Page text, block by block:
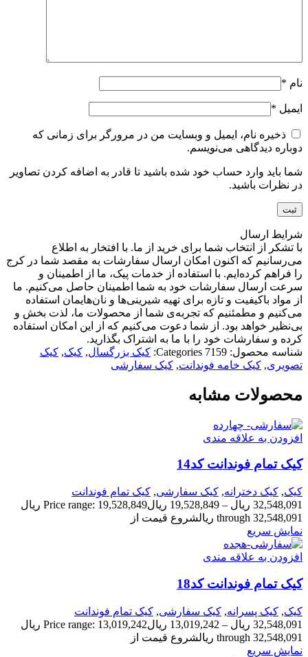
نام *
ایمیل *
ذخیره نام، ایمیل و وبسایت من در مرورگر برای زمانی که
دوباره دیدگاهی می‌نویسم.
شما باید وارد حساب خود شده باشید تا قادر به اضافه کردن تصاویر
در نظرات باشید.
شرایط ارسال
با تشکر از انتخاب شما برای خرید از ما. با افتخار به اطلاع
می‌رسانیم که اکنون امکان ارسال سفارشات به مقصد شما در کرج
را فراهم کرده‌ایم. با استفاده از خدمات پیک، ما از اطمینان و
سرعت ارسال سفارشات خود به شما اطمینان حاصل می‌کنیم. ما
از مواد باکیفیت و تازه برای تهیه شیرینی‌ها و نان‌هایمان استفاده
می‌کنیم و مطمئنیم که تجربه‌ی شما از محصولات ما، لذت بخش و
بی‌نظیر خواهد بود. از شما دعوت می‌کنیم که از این امکان استفاده
کرده و سفارشات خود را با ما به اشتراک بگذارید.
شناسه محصول: 7159
Categories: کیک بزرگسال, کیک, کیک
تصویری, کیک خامه فوندانت, کیک سفارشی
محصولات مشابه
افزودن به علاقه مندی
کیک تمام فوندانت کد14
کیک, کیک دخترانه, کیک سفارشی, کیک تمام فوندانت
32,548,091 ریال –
19,528,849 ریال
Price range: 19,528,849 ریال
through 32,548,091 ریال
شروع قیمت از
نمایش سریع
افزودن به علاقه مندی
کیک تمام فوندانت کد18
کیک, کیک پسرانه, کیک سفارشی, کیک تمام فوندانت
32,548,091 ریال –
13,019,242 ریال
Price range: 13,019,242 ریال
through 32,548,091 ریال
شروع قیمت از
نمایش سریع